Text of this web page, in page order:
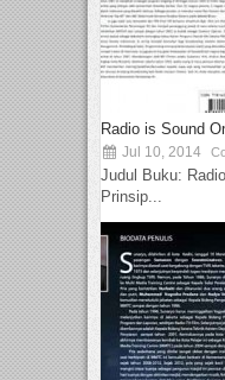
Radio is Sound
Jul 10, 2014
Judul Buku:
Prinsip...